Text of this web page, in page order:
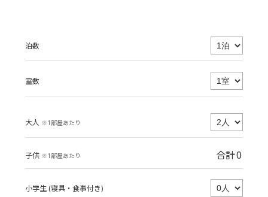
泊数
室数
大人 ※1部屋あたり
子供 ※1部屋あたり 合計0
小学生 (寝具・食事付き)